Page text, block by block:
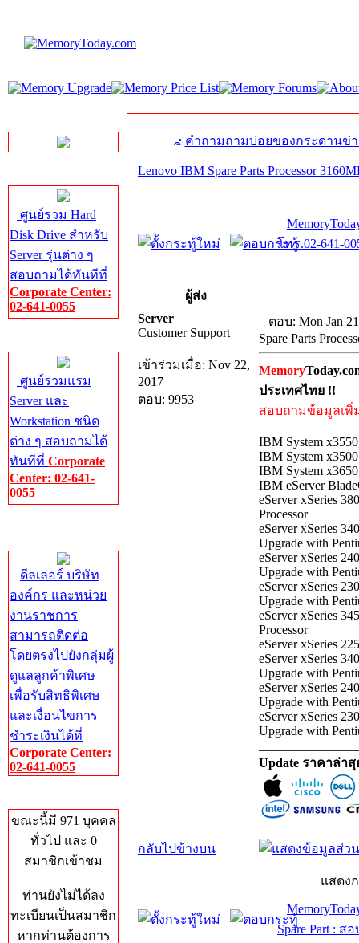
ศูนย์รวม Hard
Disk Drive สำหรับ
Server รุ่นต่าง ๆ
สอบถามได้ทันทีที่
Corporate Center:
02-641-0055
ศูนย์รวมแรม
Server และ
Workstation ชนิด
ต่าง ๆ สอบถามได้
ทันทีที่ Corporate
Center: 02-641-
0055
ดีลเลอร์ บริษัท
องค์กร และหน่วย
งานราชการ
สามารถติดต่อ
โดยตรงไปยังกลุ่มผู้
ดูแลลูกค้าพิเศษ
เพื่อรับสิทธิพิเศษ
และเงื่อนไขการ
ชำระเงินได้ที่
Corporate Center:
02-641-0055
ขณะนี้มี 971 บุคคล
ทั่วไป และ 0
สมาชิกเข้าชม
ท่านยังไม่ได้ลง
ทะเบียนเป็นสมาชิก
หากท่านต้องการ
คำถามถามบ่อยของกระดานข่
Lenovo IBM Spare Parts Processor
โทร.02-641-
ผู้ส่ง
Server
Customer Support
เข้าร่วมเมื่อ: Nov 22,
2017
ตอบ: 9953
ตอบ: Mon Jan
Spare Parts
Memory
ประเทศไทย !!
สอบถามข้อมูลเพิ่
IBM System
IBM System
IBM System
IBM eServer
eServer xSeries
Processor
eServer xSeries
Upgrade with
eServer xSeries
Upgrade with
eServer xSeries
Upgrade with
eServer xSeries
Processor
eServer xSeries
eServer xSeries
Upgrade with
eServer xSeries
Upgrade with
eServer xSeries
Upgrade with
Update ราคาล่า
กลับไปข้างบน
แสดง
Spare Part : ส